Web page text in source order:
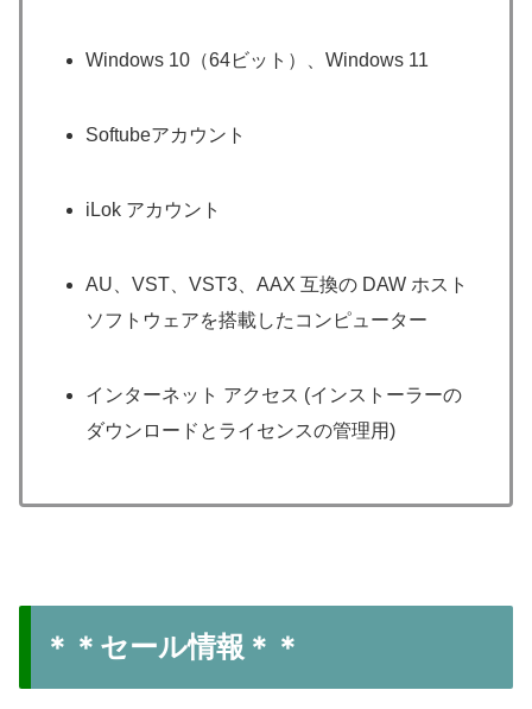
Windows 10（64ビット）、Windows 11
Softubeアカウント
iLok アカウント
AU、VST、VST3、AAX 互換の DAW ホスト
ソフトウェアを搭載したコンピューター
インターネット アクセス (インストーラーの
ダウンロードとライセンスの管理用)
＊＊セール情報＊＊